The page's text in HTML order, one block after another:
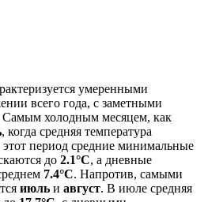
умеренными
всего года, с заметными
холодным месяцем, как
, когда средняя температура
период средние минимальные
до 2.1°C, а дневные
7.4°C. Напротив, самыми
июль и август. В июле средняя